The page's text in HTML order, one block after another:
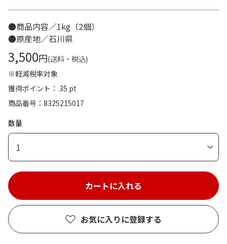
●商品内容／1kg（2個）
●原産地／石川県
3,500円(送料・税込)
※軽減税率対象
獲得ポイント： 35 pt
商品番号
8325215017
数量
1
お気に入りに登録する